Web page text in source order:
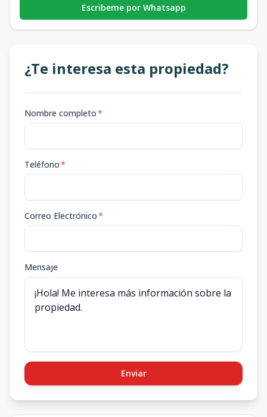
Escribeme por Whatsapp
¿Te interesa esta propiedad?
Nombre completo*
Teléfono*
Correo Electrónico*
Mensaje
Enviar